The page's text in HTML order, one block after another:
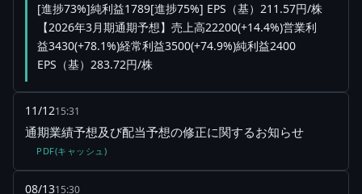
[進捗73%]純利益1789[進捗75%] EPS（基）211.57円/株
【2026年3月期通期予想】売上高22200(+14.4%)営業利
益3430(+78.1%)経常利益3500(+74.9%)純利益2400
EPS（基）283.72円/株
11/1215:31
通期業績予想及び配当予想の修正に関するお知らせ
PDF(キャッシュ)
08/1315:30